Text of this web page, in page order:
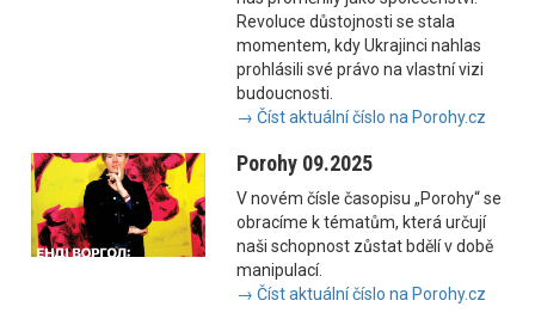
Revoluce důstojnosti se stala
momentem, kdy Ukrajinci nahlas
prohlásili své právo na vlastní vizi
budoucnosti.
→ Číst aktuální číslo na Porohy.cz
Porohy 09.2025
V novém čísle časopisu „Porohy“ se
obracíme k tématům, která určují
naši schopnost zůstat bdělí v době
manipulací.
→ Číst aktuální číslo na Porohy.cz